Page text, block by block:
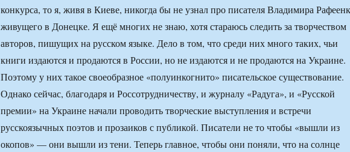
конкурса, то я, живя в Киеве, никогда бы не узнал про писателя Владимира
живущего в Донецке. Я ещё многих не знаю, хотя стараюсь следить за творчеством
авторов, пишущих на русском языке. Дело в том, что среди них много таких, чьи
книги издаются и продаются в России, но не издаются и не продаются на Украине.
Поэтому у них такое своеобразное «полуинкогнито» писательское существование.
Однако сейчас, благодаря и Россотрудничеству, и журналу «Радуга», и «Русской
премии» на Украине начали проводить творческие выступления и встречи
русскоязычных поэтов и прозаиков с публикой. Писатели не то чтобы «вышли из
окопов» — они вышли из тени. Теперь главное, чтобы они поняли, что на солнце